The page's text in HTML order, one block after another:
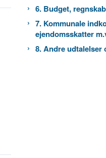
6. Budget,
7. Kommunale
ejendomsskatter
8. Andre udtalelser